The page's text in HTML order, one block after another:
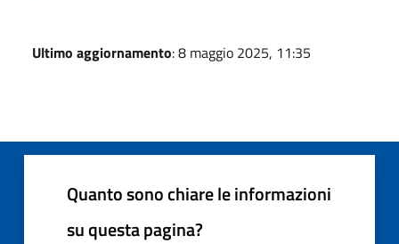
Ultimo aggiornamento: 8 maggio 2025, 11:35
Quanto sono chiare le informazioni
su questa pagina?